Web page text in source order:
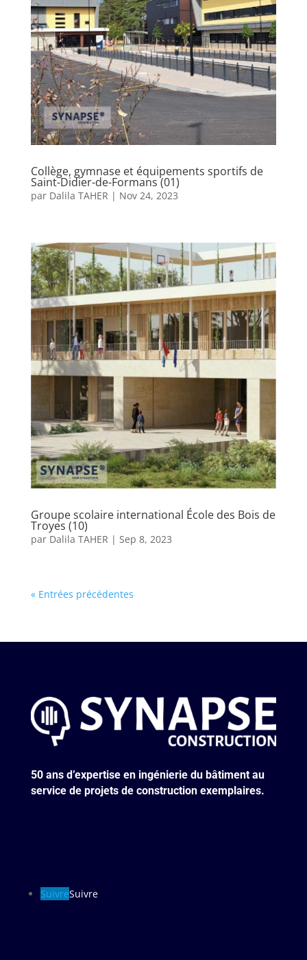
Collège, gymnase et équipements sportifs de
Saint-Didier-de-Formans (01)
par Dalila TAHER | Nov 24, 2023
Groupe scolaire international École des Bois de
Troyes (10)
par Dalila TAHER | Sep 8, 2023
« Entrées précédentes
50 ans d’expertise en ingénierie du bâtiment au
service de projets de construction exemplaires.
SuivreSuivre